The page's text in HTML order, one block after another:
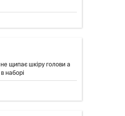
щипає шкіру голови а
наборі